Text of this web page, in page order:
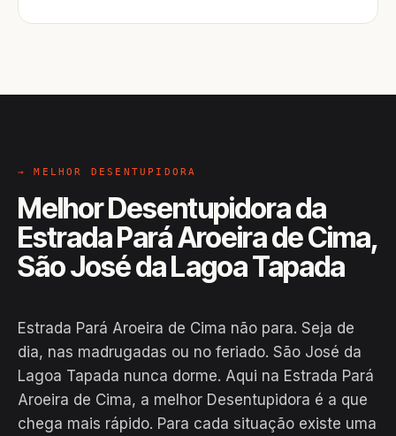
→ MELHOR DESENTUPIDORA
Melhor Desentupidora da
Estrada Pará Aroeira de Cima,
São José da Lagoa Tapada
Estrada Pará Aroeira de Cima não para. Seja de
dia, nas madrugadas ou no feriado. São José da
Lagoa Tapada nunca dorme. Aqui na Estrada Pará
Aroeira de Cima, a melhor Desentupidora é a que
chega mais rápido. Para cada situação existe uma